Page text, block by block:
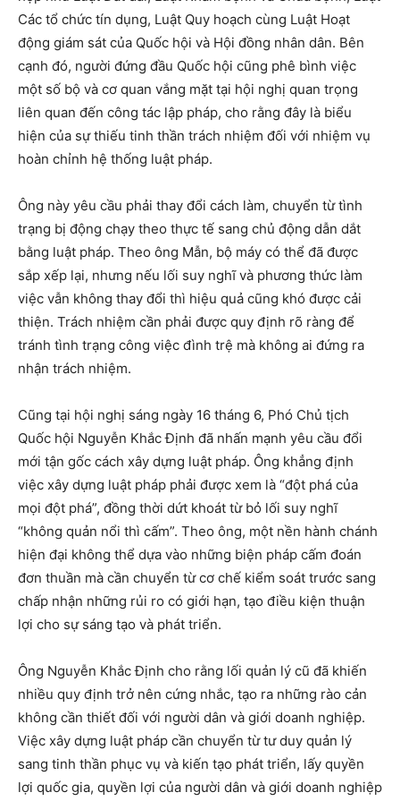
Các tổ chức tín dụng, Luật Quy hoạch cùng Luật Hoạt
động giám sát của Quốc hội và Hội đồng nhân dân. Bên
cạnh đó, người đứng đầu Quốc hội cũng phê bình việc
một số bộ và cơ quan vắng mặt tại hội nghị quan trọng
liên quan đến công tác lập pháp, cho rằng đây là biểu
hiện của sự thiếu tinh thần trách nhiệm đối với nhiệm vụ
hoàn chỉnh hệ thống luật pháp.
Ông này yêu cầu phải thay đổi cách làm, chuyển từ tình
trạng bị động chạy theo thực tế sang chủ động dẫn dắt
bằng luật pháp. Theo ông Mẫn, bộ máy có thể đã được
sắp xếp lại, nhưng nếu lối suy nghĩ và phương thức làm
việc vẫn không thay đổi thì hiệu quả cũng khó được cải
thiện. Trách nhiệm cần phải được quy định rõ ràng để
tránh tình trạng công việc đình trệ mà không ai đứng ra
nhận trách nhiệm.
Cũng tại hội nghị sáng ngày 16 tháng 6, Phó Chủ tịch
Quốc hội Nguyễn Khắc Định đã nhấn mạnh yêu cầu đổi
mới tận gốc cách xây dựng luật pháp. Ông khẳng định
việc xây dựng luật pháp phải được xem là “đột phá của
mọi đột phá”, đồng thời dứt khoát từ bỏ lối suy nghĩ
“không quản nổi thì cấm”. Theo ông, một nền hành chánh
hiện đại không thể dựa vào những biện pháp cấm đoán
đơn thuần mà cần chuyển từ cơ chế kiểm soát trước sang
chấp nhận những rủi ro có giới hạn, tạo điều kiện thuận
lợi cho sự sáng tạo và phát triển.
Ông Nguyễn Khắc Định cho rằng lối quản lý cũ đã khiến
nhiều quy định trở nên cứng nhắc, tạo ra những rào cản
không cần thiết đối với người dân và giới doanh nghiệp.
Việc xây dựng luật pháp cần chuyển từ tư duy quản lý
sang tinh thần phục vụ và kiến tạo phát triển, lấy quyền
lợi quốc gia, quyền lợi của người dân và giới doanh nghiệp